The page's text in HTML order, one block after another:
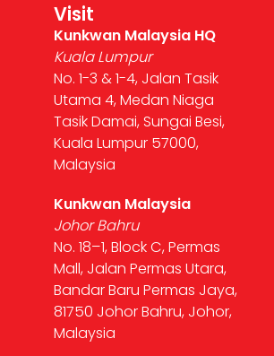
Visit
Kunkwan Malaysia HQ
Kuala Lumpur
No. 1-3 & 1-4, Jalan Tasik
Utama 4, Medan Niaga
Tasik Damai, Sungai Besi,
Kuala Lumpur 57000,
Malaysia
Kunkwan Malaysia
Johor Bahru
No. 18–1, Block C, Permas
Mall, Jalan Permas Utara,
Bandar Baru Permas Jaya,
81750 Johor Bahru, Johor,
Malaysia